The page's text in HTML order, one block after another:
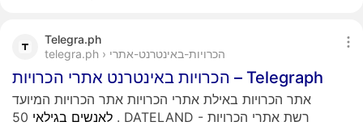
Telegra.ph
telegra.ph › הכרויות-באינטרנט-אתרי
הכרויות באינטרנט אתרי הכרויות – Telegraph
אתר הכרויות באילת אתרי הכרויות אתר הכרויות המיועד
לאנשים בגילאי 50 . DATELAND - רשת אתרי הכרויות